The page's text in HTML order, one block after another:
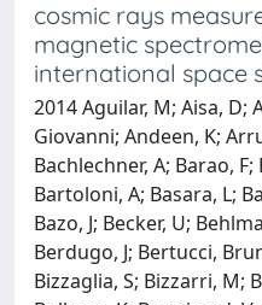
cosmic rays
magnetic
international space
2014 Aguilar, M; Aisa, D;
Giovanni; Andeen, K;
Bachlechner, A; Barao,
Bartoloni, A; Basara, L;
Bazo, J; Becker, U;
Berdugo, J; Bertucci,
Bizzaglia, S; Bizzarri, M;